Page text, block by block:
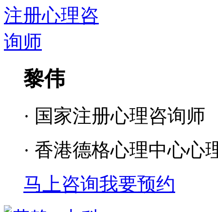
黎伟
· 国家注册心理咨询师
· 香港德格心理中心心
马上咨询我要预约